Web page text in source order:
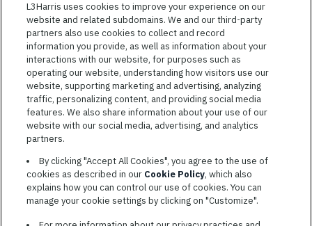
origine nationale, leur handicap ou leur statut d’ancien
combattant, d’innover afin de résoudre les problèmes les plus
coriaces de nos clients.
CONDITIONS GÉNÉRALES D’UTILISATION
COOKIE SETTINGS
PLAN DU SITE
PRIVACY POLICY
COOKIE CHOICES & INFO
L3HARRIS.COM
L3Harris uses cookies to improve your experience on our
website and related subdomains. We and our third-party
partners also use cookies to collect and record
information you provide, as well as information about your
interactions with our website, for purposes such as
operating our website, understanding how visitors use our
website, supporting marketing and advertising, analyzing
traffic, personalizing content, and providing social media
features. We also share information about your use of our
website with our social media, advertising, and analytics
partners.
By clicking "Accept All Cookies", you agree to the use of
cookies as described in our Cookie Policy, which also
explains how you can control our use of cookies. You can
manage your cookie settings by clicking on "Customize".